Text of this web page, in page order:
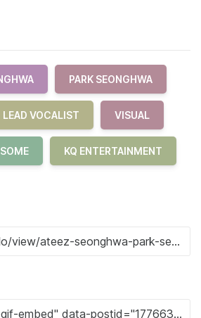
PARK SEONGHWA
LEAD VOCALIST VISUAL
KQ ENTERTAINMENT